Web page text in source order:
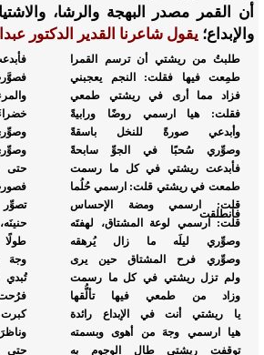
أن القمر مصدر البهجة والرشا،
والإبداع؛ يقول شاعرنا القدير الدكتور
طلبتُ من ريشتي أن ترسم القمرا
طمِعت فيها فقلت: النجم يعجبني
فزاد مما أرى في ريشتي طمعي
فقلت: هيا ارسمي روضًا ورابيةً
وأبدعي صورةً للنخل باسقةً
وصوِّري سُحبًا في الجوِّ سابحةً
فأبدعت ريشتي في كل ما رسمت
حتى
طمعت في ريشتي قلت: ارسمي حُلُما
قلت: ارسمي ومضة الإحساس
فانطلقت
قلت: ارسمي لوعة المشتاق، لهفتَه
وصوِّري ليلَه ما زال يُرهقه
وصوِّري فرح المشتاق حين يرى
وجهَ
ولم تزل ريشتي في كل ما رسمت
وزاد من طمعي فيها تألُّقها
يا ريشتي أنت في الإبداع رائدة
هيا ارسمي وجهَ من أهوى وبسمته
توقفت ريشتي طال الوجوم به
حتى